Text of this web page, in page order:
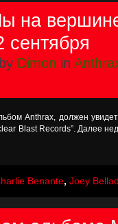
на
сентября
Dimon in
Anthrax, должен
Blast Records”. Далее
Benante, Joey